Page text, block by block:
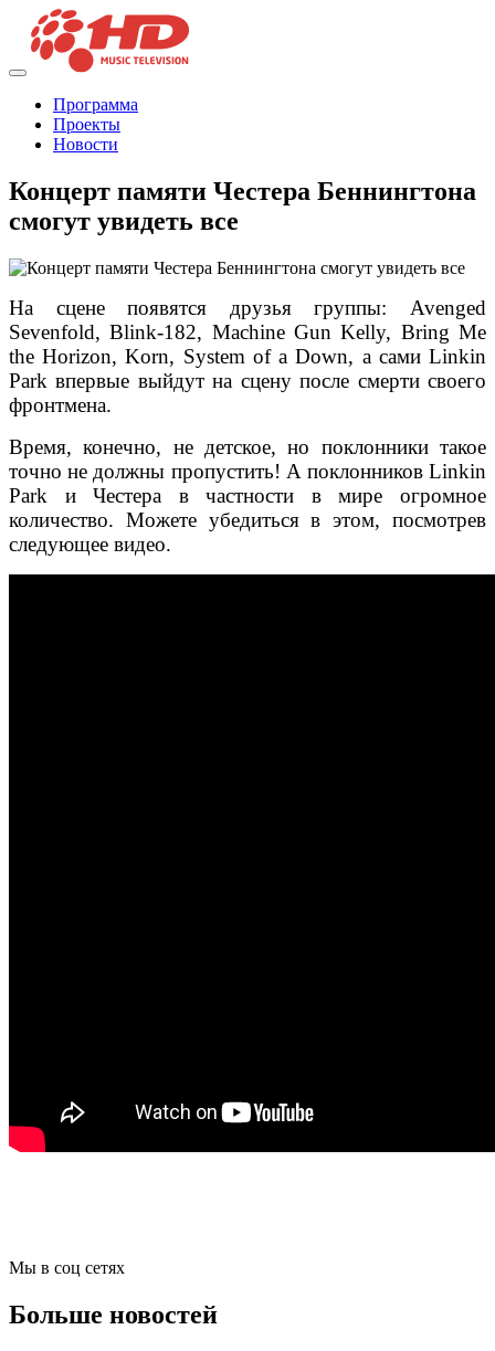
Программа
Проекты
Новости
Концерт памяти Честера Беннингтона
смогут увидеть все
На сцене появятся друзья группы: Avenged
Sevenfold, Blink-182, Machine Gun Kelly, Bring Me
the Horizon, Korn, System of a Down, а сами Linkin
Park впервые выйдут на сцену после смерти своего
фронтмена.
Время, конечно, не детское, но поклонники такое
точно не должны пропустить! А поклонников Linkin
Park и Честера в частности в мире огромное
количество. Можете убедиться в этом, посмотрев
следующее видео.
Мы в соц сетях
Больше новостей